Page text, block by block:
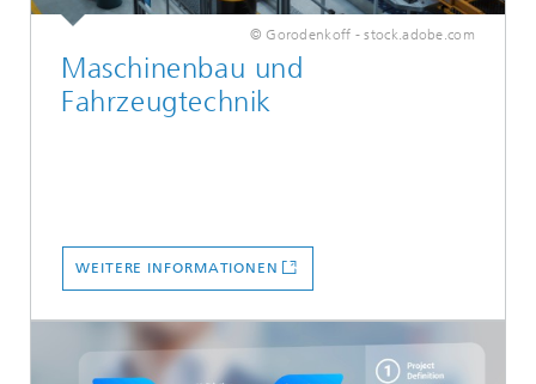
© Gorodenkoff - stock.adobe.com
Maschinenbau und
Fahrzeugtechnik
WEITERE INFORMATIONEN